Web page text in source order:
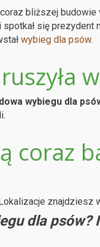
bliższej
spotkał się prezydent
wybieg dla psów.
wybiegu dla
coraz
znajdziesz
dla psów?